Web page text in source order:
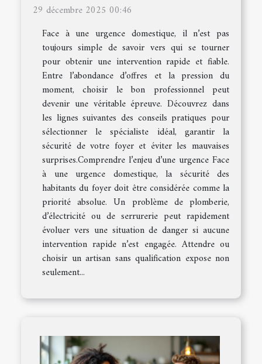
29 décembre 2025 00:46
Face à une urgence domestique, il n’est pas
toujours simple de savoir vers qui se tourner
pour obtenir une intervention rapide et fiable.
Entre l’abondance d’offres et la pression du
moment, choisir le bon professionnel peut
devenir une véritable épreuve. Découvrez dans
les lignes suivantes des conseils pratiques pour
sélectionner le spécialiste idéal, garantir la
sécurité de votre foyer et éviter les mauvaises
surprises.Comprendre l’enjeu d’une urgence Face
à une urgence domestique, la sécurité des
habitants du foyer doit être considérée comme la
priorité absolue. Un problème de plomberie,
d’électricité ou de serrurerie peut rapidement
évoluer vers une situation de danger si aucune
intervention rapide n’est engagée. Attendre ou
choisir un artisan sans qualification expose non
seulement...